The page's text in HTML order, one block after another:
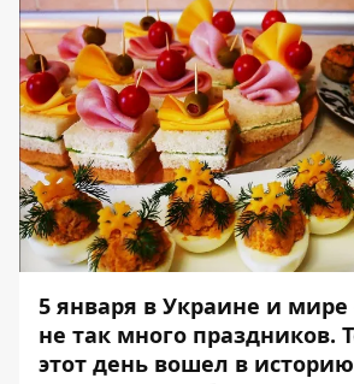
5 января в Украине и
не так много праздников.
этот день вошел в историю